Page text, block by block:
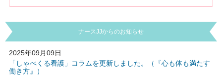
ナースJJからのお知らせ
2025年09月09日
「しゃべくる看護」コラムを更新しました。（『心も体も満たす
働き方』）